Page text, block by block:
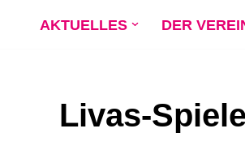
AKTUELLES DER
Livas-